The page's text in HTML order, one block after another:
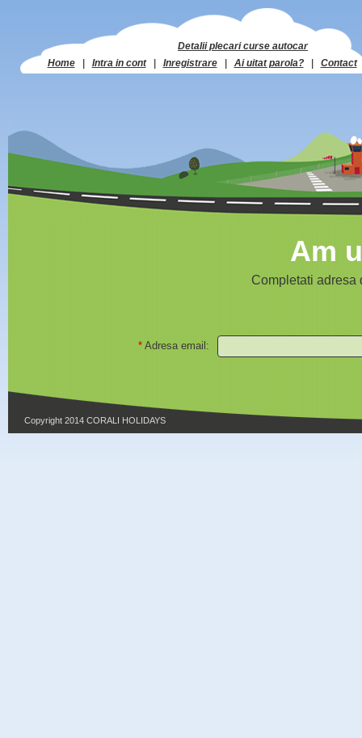
Detalii plecari curse autocar
Home
Intra in cont Inregistrare Ai uitat parola? Contact
Am
Completati adresa
* Adresa email:
Copyright 2014 CORALI HOLIDAYS